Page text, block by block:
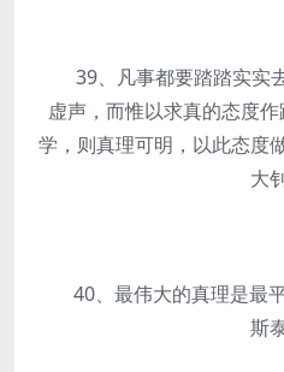
39、凡事都要踏踏实实
虚声，而惟以求真的态度
学，则真理可明，以此态
大
40、最伟大的真理是最
斯